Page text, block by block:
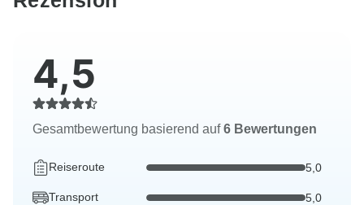
4,5
Gesamtbewertung basierend auf6 Bewertungen
Reiseroute 5,0
Transport 5,0